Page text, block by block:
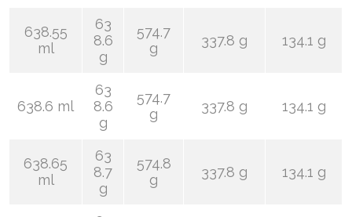
638.55
ml
63
8.6
g
574.7
g
337.8 g 134.1 g
638.6 ml
63
8.6
g
574.7
g
337.8 g 134.1 g
638.65
ml
63
8.7
g
574.8
g
337.8 g 134.1 g